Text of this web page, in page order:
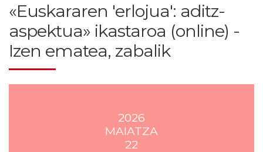
«Euskararen 'erlojua': aditz-
aspektua» ikastaroa (online) -
Izen ematea, zabalik
2026
MAIATZA
22